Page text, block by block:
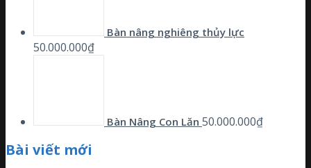
Bàn nâng nghiêng thủy lực
50.000.000₫
Bàn Nâng Con Lăn 50.000.000₫
Bài viết mới